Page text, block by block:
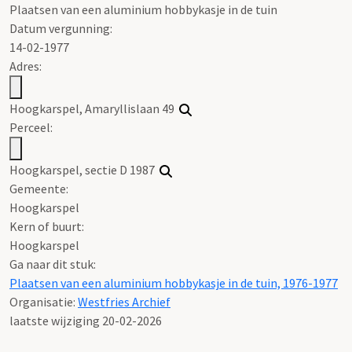
Plaatsen van een aluminium hobbykasje in de tuin
Datum vergunning:
14-02-1977
Adres:
Hoogkarspel, Amaryllislaan 49
Perceel:
Hoogkarspel, sectie D 1987
Gemeente:
Hoogkarspel
Kern of buurt:
Hoogkarspel
Ga naar dit stuk:
Plaatsen van een aluminium hobbykasje in de tuin, 1976-1977
Organisatie: Westfries Archief
laatste wijziging 20-02-2026